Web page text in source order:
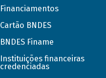
Financiamentos
Cartão BNDES
BNDES Finame
Instituições financeiras
credenciadas